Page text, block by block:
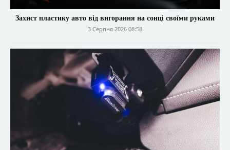
Захист пластику авто від вигорання на сонці своїми руками
3 Серпня 2026 08:58